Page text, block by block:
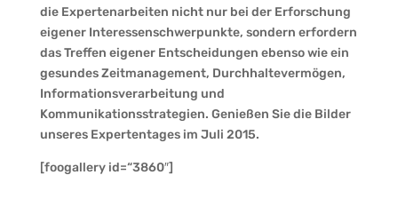
die Expertenarbeiten nicht nur bei der Erforschung
eigener Interessenschwerpunkte, sondern erfordern
das Treffen eigener Entscheidungen ebenso wie ein
gesundes Zeitmanagement, Durchhaltevermögen,
Informationsverarbeitung und
Kommunikationsstrategien. Genießen Sie die Bilder
unseres Expertentages im Juli 2015.
[foogallery id=“3860″]